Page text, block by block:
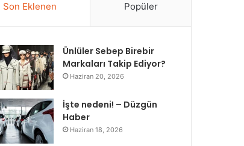
Son Eklenen Popüler
Ünlüler Sebep Birebir
Markaları Takip Ediyor?
Haziran 20, 2026
İşte nedeni! – Düzgün
Haber
Haziran 18, 2026